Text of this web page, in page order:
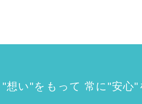
"想い"をもって 常に"安心"